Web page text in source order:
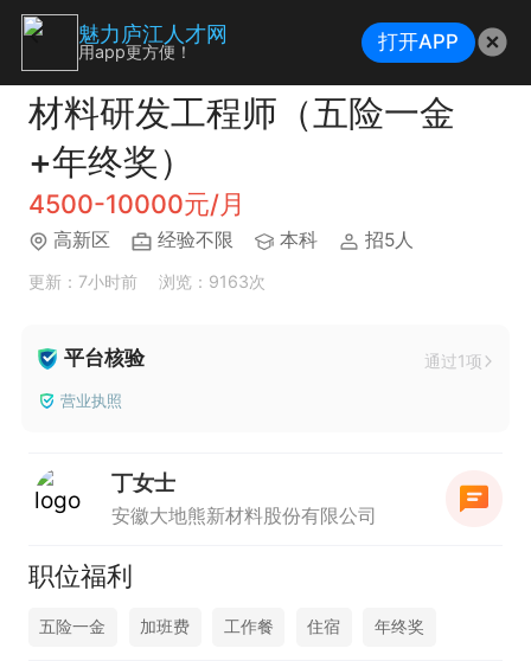
材料研发工程师（五险一金
+年终奖）
4500-10000元/月
高新区 经验不限 本科 招5人
更新：7小时前 浏览：9163次
平台核验 通过1项
营业执照
丁女士
安徽大地熊新材料股份有限公司
职位福利
五险一金 加班费 工作餐 住宿 年终奖
魅力庐江人才网
用app更方便！ 打开APP